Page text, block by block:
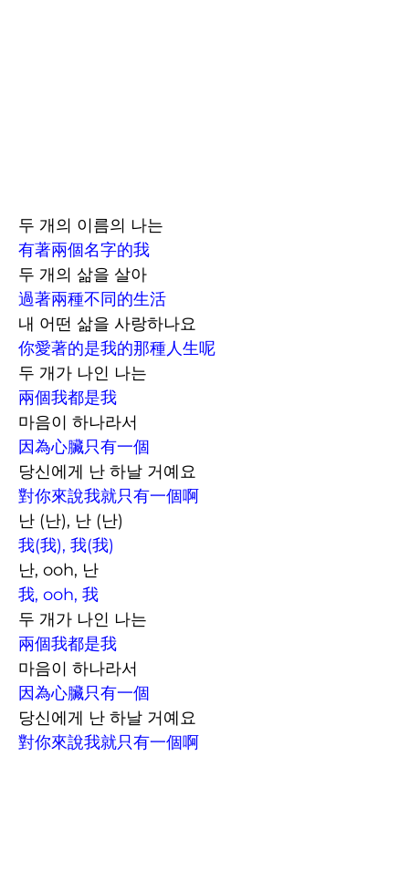
두 개의 이름의 나는
有著兩個名字的我
두 개의 삶을 살아
過著兩種不同的生活
내 어떤 삶을 사랑하나요
你愛著的是我的那種人生呢
두 개가 나인 나는
兩個我都是我
마음이 하나라서
因為心臟只有一個
당신에게 난 하날 거예요
對你來說我就只有一個啊
난 (난), 난 (난)
我(我), 我(我)
난, ooh, 난
我, ooh, 我
두 개가 나인 나는
兩個我都是我
마음이 하나라서
因為心臟只有一個
당신에게 난 하날 거예요
對你來說我就只有一個啊